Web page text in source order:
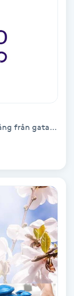
Sankt Paulsgatan 22 (ingång från gatan)